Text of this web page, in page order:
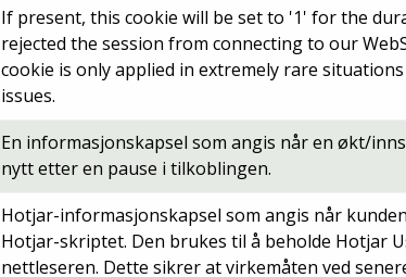
If present, this cookie will be set to '1' for the
rejected the session from connecting to our
cookie is only applied in extremely rare
issues.
En informasjonskapsel som angis når en økt/
nytt etter en pause i tilkoblingen.
Hotjar-informasjonskapsel som angis når
Hotjar-skriptet. Den brukes til å beholde Hotjar
nettleseren. Dette sikrer at virkemåten ved